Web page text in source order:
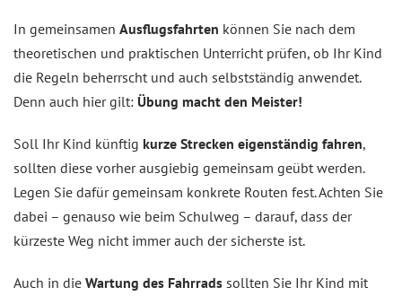
In gemeinsamen Ausflugsfahrten können Sie nach dem
theoretischen und praktischen Unterricht prüfen, ob Ihr Kind
die Regeln beherrscht und auch selbstständig anwendet.
Denn auch hier gilt: Übung macht den Meister!
Soll Ihr Kind künftig kurze Strecken eigenständig fahren,
sollten diese vorher ausgiebig gemeinsam geübt werden.
Legen Sie dafür gemeinsam konkrete Routen fest. Achten Sie
dabei – genauso wie beim Schulweg – darauf, dass der
kürzeste Weg nicht immer auch der sicherste ist.
Auch in die Wartung des Fahrrads sollten Sie Ihr Kind mit